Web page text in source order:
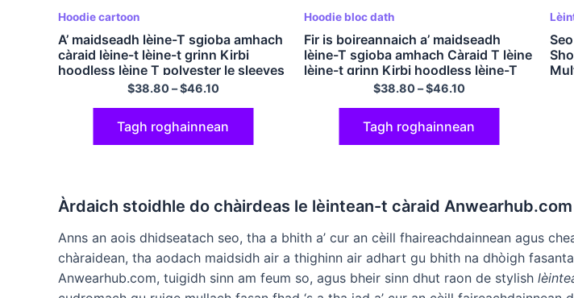
Hoodie cartoon
A’ maidseadh lèine-T sgioba amhach
càraid lèine-t lèine-t grinn Kirbi
hoodless lèine T polyester le sleeves
fada cus tee lèine-t caraid as fheàrr
$38.80–$46.10
Tagh roghainnean
Hoodie bloc dath
Fir is boireannaich a’ maidseadh
lèine-T sgioba amhach Càraid T lèine
lèine-t grinn Kirbi hoodless lèine-T
polyester le sleeves fada cus tee
$38.80–$46.10
Tagh roghainnean
Àrdaich stoidhle do chàirdeas le lèintean-t càraid Anwearhub.com
Anns an aois dhidseatach seo, tha a bhith a’ cur an cèill fhaireachdainnean agus
chàraidean, tha aodach maidsidh air a thighinn air adhart gu bhith na dhòigh
Anwearhub.com, tuigidh sinn am feum so, agus bheir sinn dhut raon de stylish